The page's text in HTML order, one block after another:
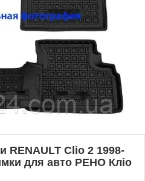
RENAULT Clio 2 1998-
для авто РЕНО Кліо